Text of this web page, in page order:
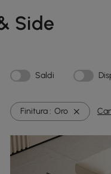
Side
Saldi
Finitura : Oro